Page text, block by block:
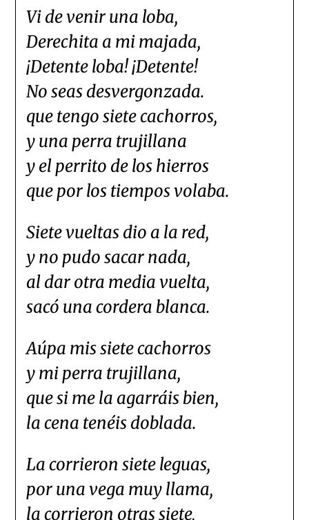
Vi de venir una loba,
Derechita a mi majada,
¡Detente loba! ¡Detente!
No seas desvergonzada.
que tengo siete cachorros,
y una perra trujillana
y el perrito de los hierros
que por los tiempos volaba.
Siete vueltas dio a la red,
y no pudo sacar nada,
al dar otra media vuelta,
sacó una cordera blanca.
Aúpa mis siete cachorros
y mi perra trujillana,
que si me la agarráis bien,
la cena tenéis doblada.
La corrieron siete leguas,
por una vega muy llama,
la corrieron otras siete,